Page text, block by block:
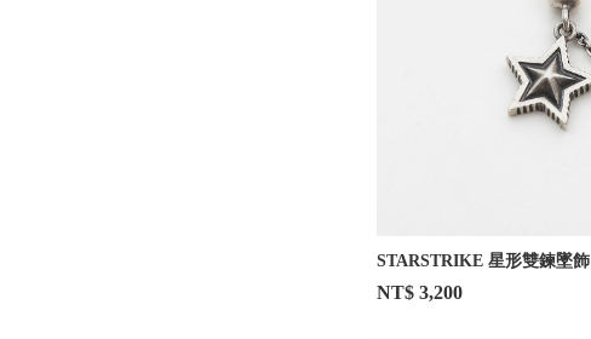
STARSTRIKE 星形雙鍊墜飾
NT$ 3,200